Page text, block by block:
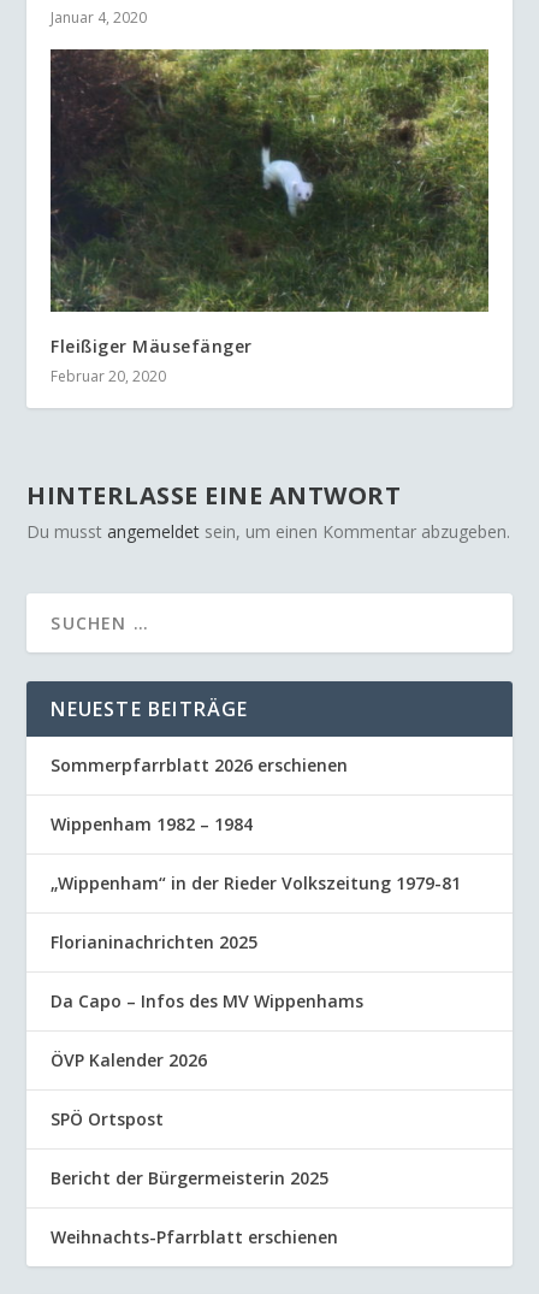
Januar 4, 2020
Fleißiger Mäusefänger
Februar 20, 2020
HINTERLASSE EINE ANTWORT
Du musst angemeldet sein, um einen Kommentar abzugeben.
NEUESTE BEITRÄGE
Sommerpfarrblatt 2026 erschienen
Wippenham 1982 – 1984
„Wippenham“ in der Rieder Volkszeitung 1979-81
Florianinachrichten 2025
Da Capo – Infos des MV Wippenhams
ÖVP Kalender 2026
SPÖ Ortspost
Bericht der Bürgermeisterin 2025
Weihnachts-Pfarrblatt erschienen